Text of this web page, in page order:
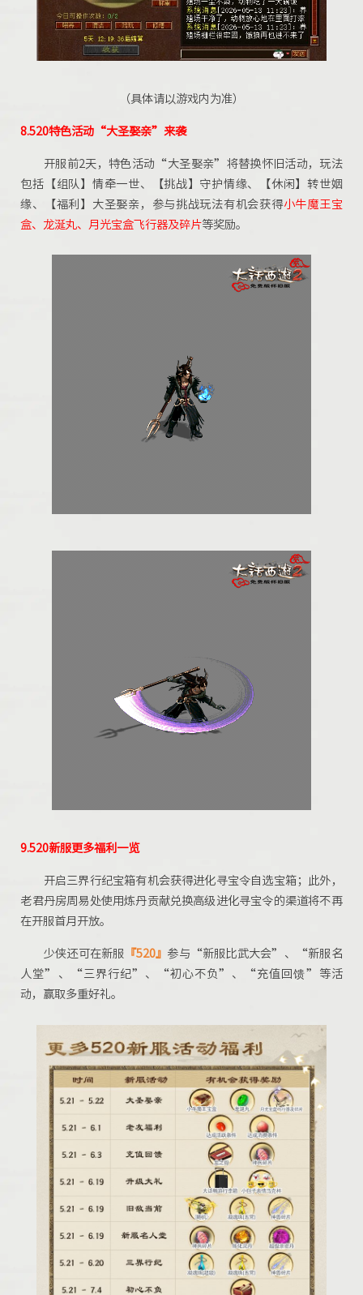
（具体请以游戏内为准）
8.520特色活动“大圣娶亲”来袭
开服前2天，特色活动“大圣娶亲”将替换怀旧活动，玩法
包括【组队】情牵一世、【挑战】守护情缘、【休闲】转世姻
缘、【福利】大圣娶亲，参与挑战玩法有机会获得小牛魔王宝
盒、龙涎丸、月光宝盒飞行器及碎片等奖励。
9.520新服更多福利一览
开启三界行纪宝箱有机会获得进化寻宝令自选宝箱；此外，
老君丹房周易处使用炼丹贡献兑换高级进化寻宝令的渠道将不再
在开服首月开放。
少侠还可在新服 『520』 参与“新服比武大会”、“新服名
人堂”、“三界行纪”、“初心不负”、“充值回馈”等活
动，赢取多重好礼。